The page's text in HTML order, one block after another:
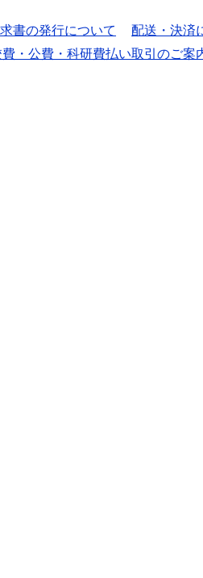
書の発行について 配送・決済
費・公費・科研費払い取引のご案